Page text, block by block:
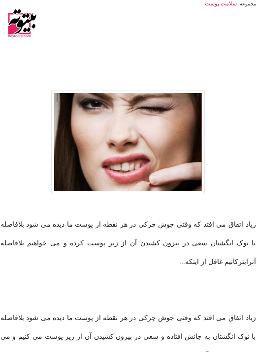
مجموعه:سلامت پوست
زیاد اتفاق می افتد که وقتی جوش چرکی در هر نقطه از پوست ما دیده می شود بلافاصله
با نوک انگشتان سعی در بیرون کشیدن آن از زیر پوست کرده و می خواهیم بلافاصله
آنرابترکانیم غافل از اینکه...
زیاد اتفاق می افتد که وقتی جوش چرکی در هر نقطه از پوست ما دیده می شود بلافاصله
با نوک انگشتان به جانش افتاده و سعی در بیرون کشیدن آن از زیر پوست می کنیم و می